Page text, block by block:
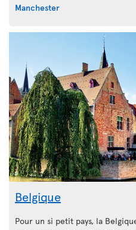
Manchester
Belgique
Pour un si petit pays, la